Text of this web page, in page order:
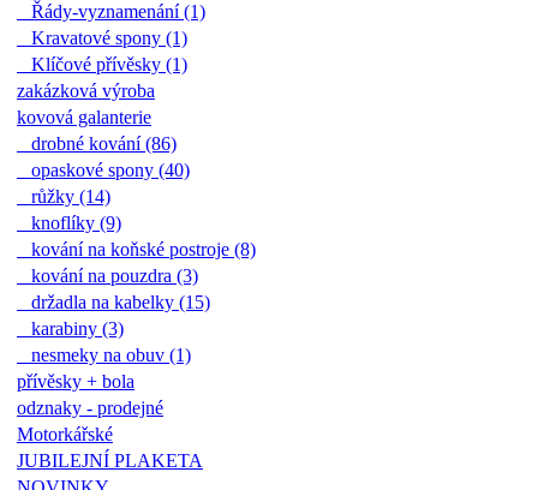
Řády-vyznamenání (1)
Kravatové spony (1)
Klíčové přívěsky (1)
zakázková výroba
kovová galanterie
drobné kování (86)
opaskové spony (40)
růžky (14)
knoflíky (9)
kování na koňské postroje (8)
kování na pouzdra (3)
držadla na kabelky (15)
karabiny (3)
nesmeky na obuv (1)
přívěsky + bola
odznaky - prodejné
Motorkářské
JUBILEJNÍ PLAKETA